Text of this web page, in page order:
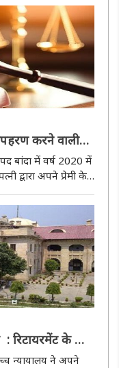
करने वाली
साल की सजा
बांदा में वर्ष 2020 में
द्वारा अपने प्रेमी के
रिटायरमेंट के बाद
रखने का हक